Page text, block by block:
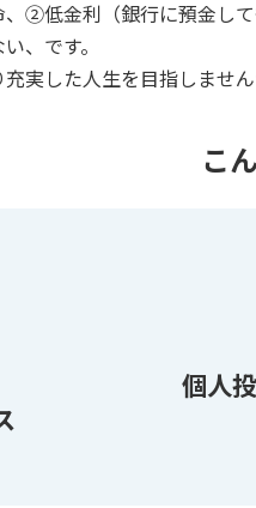
②低金利（銀行に預金し
、です。
実した人生を目指しません
こ
個人